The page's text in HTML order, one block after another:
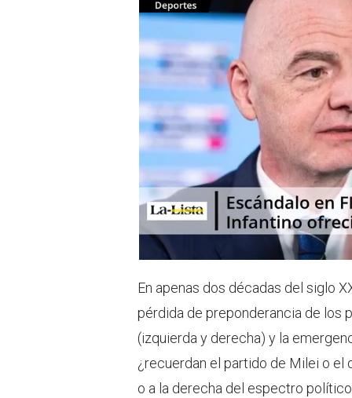
t
e
r
t
s
a
p
En apenas dos décadas del siglo
pérdida de preponderancia de los
(izquierda y derecha) y la
¿recuerdan el partido de Milei o el
o a la derecha del espectro